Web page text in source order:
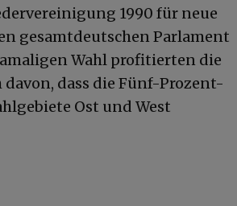
1990 für neue
gesamtdeutschen Parlament
Wahl profitierten die
dass die Fünf-Prozent-
Ost und West